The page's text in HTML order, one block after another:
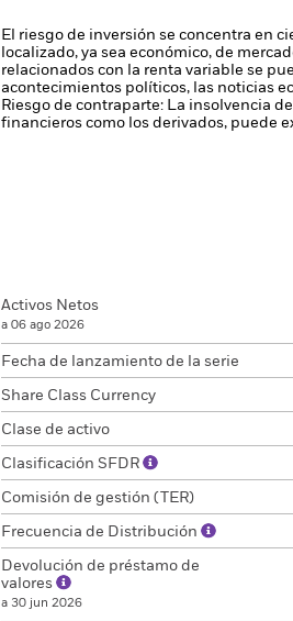
El riesgo de inversión se concentra en
localizado, ya sea económico, de
relacionados con la renta variable se
acontecimientos políticos, las noticias
Riesgo de contraparte: La insolvencia
financieros como los derivados, puede
Activos Netos
a 06 ago 2026
Fecha de lanzamiento de la serie
Share Class Currency
Clase de activo
Clasificación SFDR
Comisión de gestión (TER)
Frecuencia de Distribución
Devolución de préstamo de
valores
a 30 jun 2026